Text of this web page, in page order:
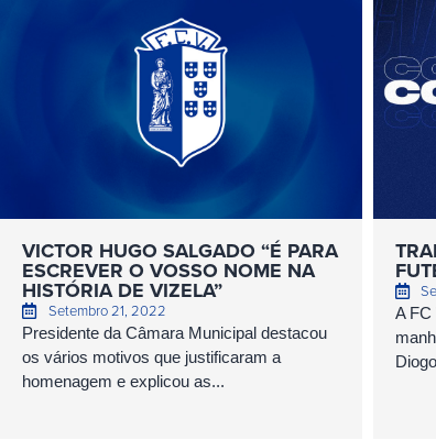
VICTOR HUGO SALGADO “É PARA
ESCREVER O VOSSO NOME NA
HISTÓRIA DE VIZELA”
Setembro 21, 2022
Presidente da Câmara Municipal destacou
os vários motivos que justificaram a
homenagem e explicou as...
A FC